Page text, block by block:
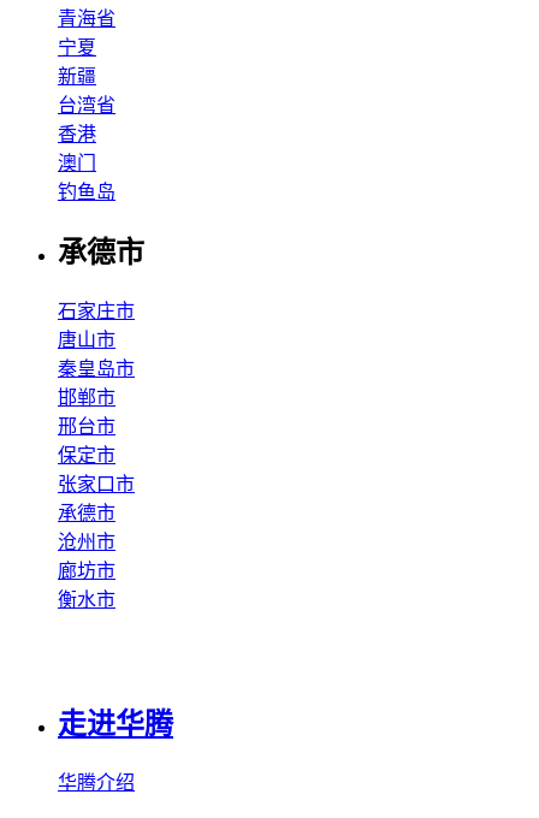
青海省
宁夏
新疆
台湾省
香港
澳门
钓鱼岛
承德市
石家庄市
唐山市
秦皇岛市
邯郸市
邢台市
保定市
张家口市
承德市
沧州市
廊坊市
衡水市
走进华腾
华腾介绍